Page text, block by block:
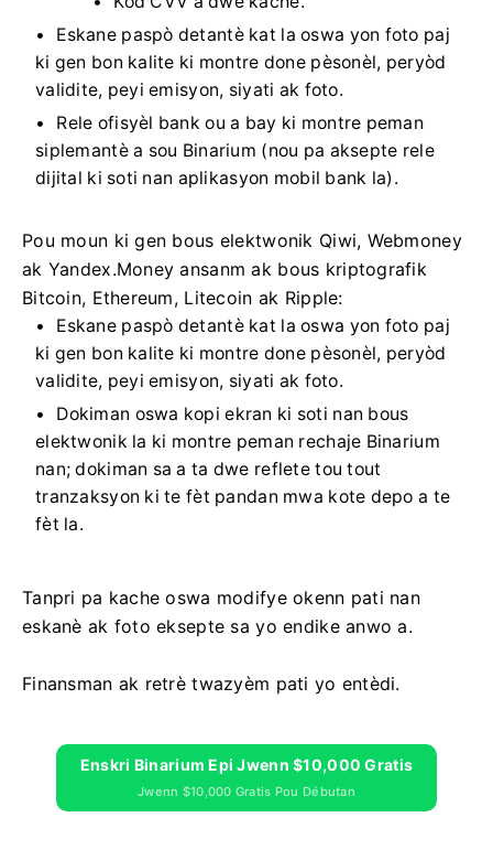
siyati detantè kat la vizib klèman;
Kòd CVV a dwe kache.
Eskane paspò detantè kat la oswa yon foto paj
ki gen bon kalite ki montre done pèsonèl, peryòd
validite, peyi emisyon, siyati ak foto.
Rele ofisyèl bank ou a bay ki montre peman
siplemantè a sou Binarium (nou pa aksepte rele
Pou moun ki gen bous elektwonik Qiwi, Webmoney
ak Yandex.Money ansanm ak bous kriptografik
Bitcoin, Ethereum, Litecoin ak Ripple:
Eskane paspò detantè kat la oswa yon foto paj
ki gen bon kalite ki montre done pèsonèl, peryòd
validite, peyi emisyon, siyati ak foto.
Dokiman oswa kopi ekran ki soti nan bous
elektwonik la ki montre peman rechaje Binarium
nan; dokiman sa a ta dwe reflete tou tout
Tanpri pa kache oswa modifye okenn pati nan
Enskri Binarium Epi Jwenn $10,000 Gratis